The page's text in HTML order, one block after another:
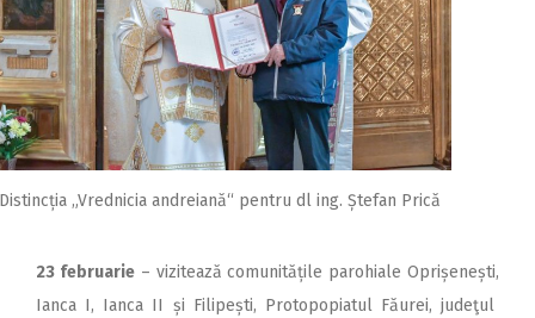
Distincția „Vrednicia andreiană“ pentru dl ing. Ștefan Prică
23 februarie– vizitează co­munitățile parohiale Opri­șe­nești,
Ianca I, Ianca II și Filipești, Protopopiatul Făurei, judeţul